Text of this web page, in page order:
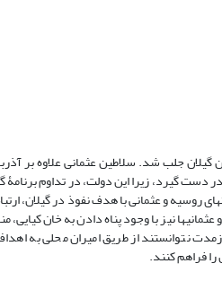
جلب شد. سلاطین عثمانی علاوه بر
دست گیرد، زیرا این دولت، در تداوم
روسیه و عثمانی با هدف نفوذ در گیلان،
نتوانستند از طریق امیران محلی به
فراهم کنند.